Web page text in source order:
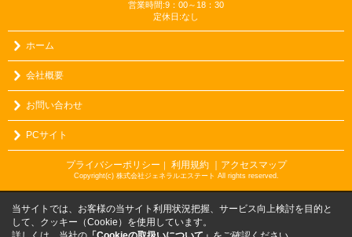
営業時間:9：00～18：30
定休日:なし
ホーム
会社概要
お問い合わせ
PCサイト
プライバシーポリシー ｜ 利用規約 ｜アクセスマップ
Copyright(c) 株式会社ジェネラルエステート All rights reserved.
当サイトでは、お客様の当サイト利用状況把握、サービス向上検討を目的と
して、クッキー（Cookie）を使用しています。